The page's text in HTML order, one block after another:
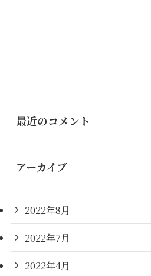
最近のコメント
アーカイブ
2022年8月
2022年7月
2022年4月